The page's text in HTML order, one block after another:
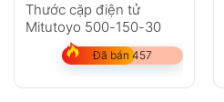
Thước cặp điện tử
Mitutoyo 500-150-30
Đã bán 457